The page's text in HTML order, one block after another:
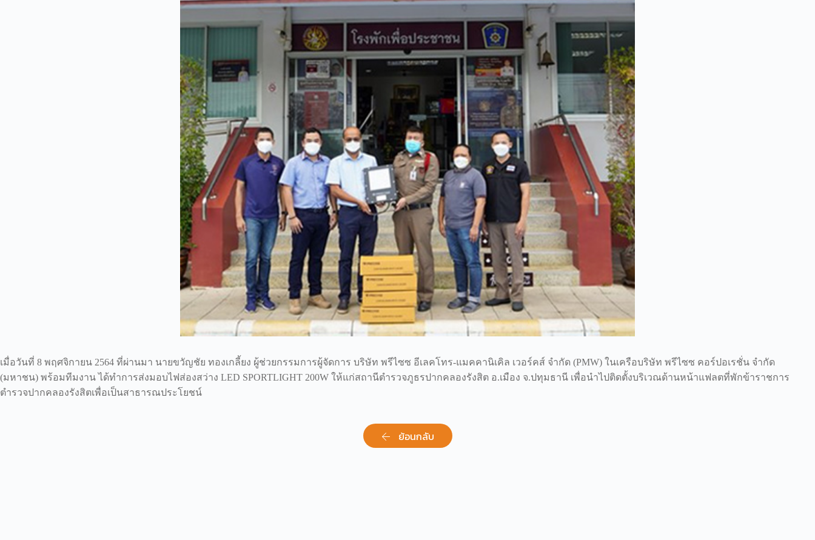
เมื่อวันที่ 8 พฤศจิกายน 2564 ที่ผ่านมา นายขวัญชัย ทองเกลี้ยง ผู้ช่วยกรรมการผู้จัดการ บริษัท พรีไซซ อีเลคโทร-แมคคานิเคิล เวอร์คส์ จำกัด (PMW) ในเครือบริษัท พรีไซซ คอร์ปอเรชั่น จำกัด
(มหาชน) พร้อมทีมงาน ได้ทำการส่งมอบไฟส่องสว่าง LED SPORTLIGHT 200W ให้แก่สถานีตำรวจภูธรปากคลองรังสิต อ.เมือง จ.ปทุมธานี เพื่อนำไปติดตั้งบริเวณด้านหน้าแฟลตที่พักข้าราชการ
ตำรวจปากคลองรังสิตเพื่อเป็นสาธารณประโยชน์
ย้อนกลับ